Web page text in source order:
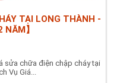
TẠI LONG THÀNH -
NĂM】
sửa chữa điện chập cháy tại
Vụ Giá...